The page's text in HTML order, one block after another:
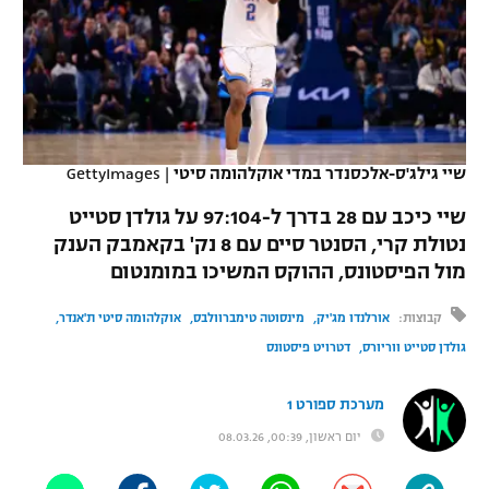
VOD
רץ ברשת
תוצאות
"מעל הליגה" – פודקאסט
נבחרת ישראל
מכבי חיפה
בית"ר ירושלים
מכבי תל אביב
הפועל תל אביב
הפועל באר שבע
מכבי נתניה
בני יהודה
ליגה ספרדית
ליגה איטלקית
ליגה צרפתית
ליגה טורקית
ליגה סינית
ליגות נוספות
כדורסל נשים
מכבי תל אביב
הפועל חולון
הפועל ירושלים
דני אבדיה
יורוליג
יורוקאפ
טניס
כדוריד
כדורעף
שחייה
ג'ודו
אגרוף
UFC
היאבקות WWE
שיי גילג'ס-אלכסנדר במדי אוקלהומה סיטי |
GettyImages
שיי כיכב עם 28 בדרך ל-97:104 על גולדן סטייט
נטולת קרי, הסנטר סיים עם 8 נק' בקאמבק הענק
מול הפיסטונס, ההוקס המשיכו במומנטום
קבוצות: אורלנדו מג'יק מינסוטה טימברוולבס אוקלהומה סיטי ת'אנדר
גולדן סטייט ווריורס דטרויט פיסטונס
מערכת ספורט 1
יום ראשון, 00:39, 08.03.26